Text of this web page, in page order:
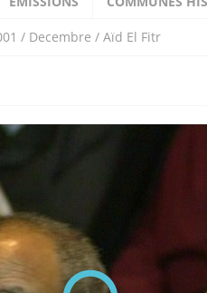
/ Decembre / Aïd El Fitr